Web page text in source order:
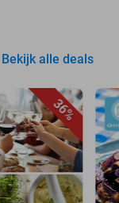
Bekijk alle deals
36%